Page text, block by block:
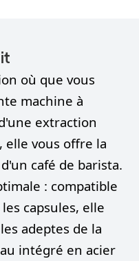
où que vous
machine à
extraction
elle vous offre la
café de barista.
: compatible
capsules, elle
adeptes de la
intégré en acier